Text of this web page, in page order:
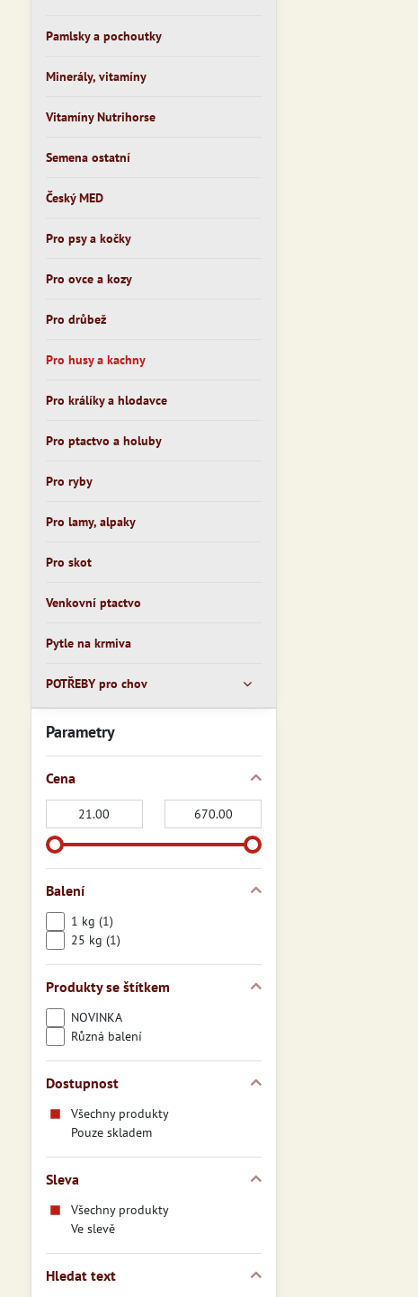
Parametry
Cena
Balení
1 kg (1)
25 kg (1)
Produkty se štítkem
NOVINKA
Různá balení
Dostupnost
Všechny produkty
Pouze skladem
Sleva
Všechny produkty
Ve slevě
Hledat text
Pamlsky a pochoutky
Minerály, vitamíny
Vitamíny Nutrihorse
Semena ostatní
Český MED
Pro psy a kočky
Pro ovce a kozy
Pro drůbež
Pro husy a kachny
Pro králíky a hlodavce
Pro ptactvo a holuby
Pro ryby
Pro lamy, alpaky
Pro skot
Venkovní ptactvo
Pytle na krmiva
POTŘEBY pro chov